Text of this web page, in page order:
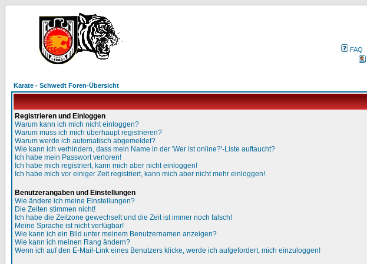
FAQ
Karate - Schwedt Foren-Übersicht
Registrieren und Einloggen
Warum kann ich mich nicht einloggen?
Warum muss ich mich überhaupt registrieren?
Warum werde ich automatisch abgemeldet?
Wie kann ich verhindern, dass mein Name in der 'Wer ist online?'-Liste auftaucht?
Ich habe mein Passwort verloren!
Ich habe mich registriert, kann mich aber nicht einloggen!
Ich habe mich vor einiger Zeit registriert, kann mich aber nicht mehr einloggen!
Benutzerangaben und Einstellungen
Wie ändere ich meine Einstellungen?
Die Zeiten stimmen nicht!
Ich habe die Zeitzone gewechselt und die Zeit ist immer noch falsch!
Meine Sprache ist nicht verfügbar!
Wie kann ich ein Bild unter meinem Benutzernamen anzeigen?
Wie kann ich meinen Rang ändern?
Wenn ich auf den E-Mail-Link eines Benutzers klicke, werde ich aufgefordert, mich einzuloggen!